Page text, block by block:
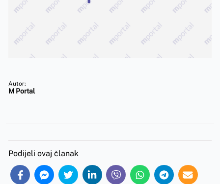
Autor:
M Portal
Podijeli ovaj članak